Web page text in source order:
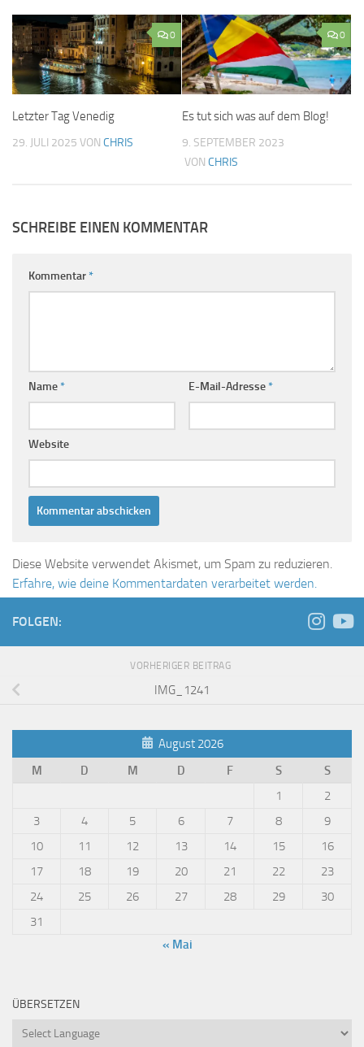
0
Letzter Tag Venedig
29. JULI 2025 VON CHRIS
0
Es tut sich was auf dem Blog!
9. SEPTEMBER 2023
VON CHRIS
SCHREIBE EINEN KOMMENTAR
Kommentar*
Name* E-Mail-Adresse*
Website
Diese Website verwendet Akismet, um Spam zu reduzieren.
Erfahre, wie deine Kommentardaten verarbeitet werden.
FOLGEN:
VORHERIGER BEITRAG
IMG_1241
August 2026
M
D M D F S
S
1
2
3
4 5 6 7 8
9
10
11 12 13 14 15
16
17
18 19 20 21 22
23
24
25 26 27 28 29
30
31
« Mai
ÜBERSETZEN